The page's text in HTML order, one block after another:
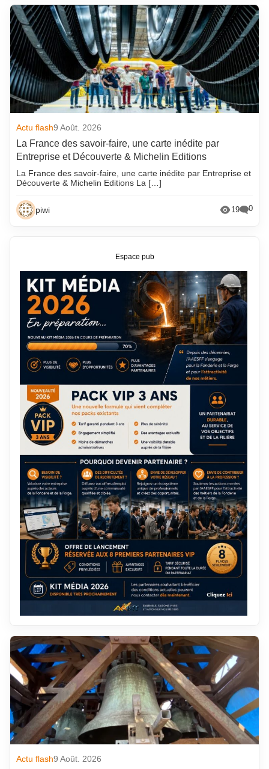
Actu flash9 Août. 2026
La France des savoir-faire, une carte inédite par
Entreprise et Découverte & Michelin Editions
La France des savoir-faire, une carte inédite par Entreprise et
Découverte & Michelin Editions La […]
piwi 19 0
Actu flash9 Août. 2026
Espace pub